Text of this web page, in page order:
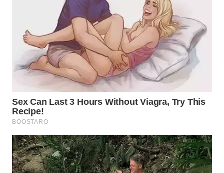
WN
KEPULAUAN
SERIBU
TANGERANG
WN
WN
CIREBON